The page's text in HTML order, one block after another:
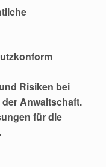
Risiken bei
Anwaltschaft.
für die